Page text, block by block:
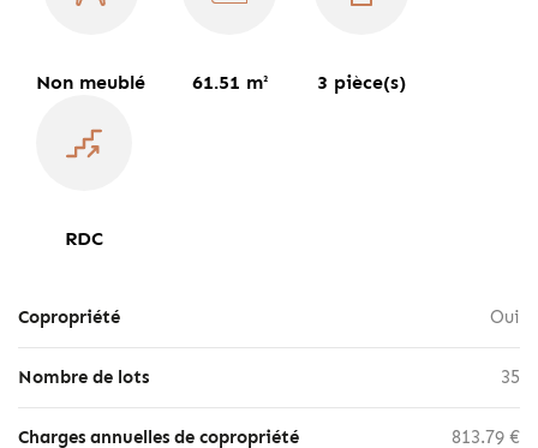
Non meublé 61.51 m² 3 pièce(s)
RDC
Copropriété Oui
Nombre de lots 35
Charges annuelles de copropriété 813.79 €